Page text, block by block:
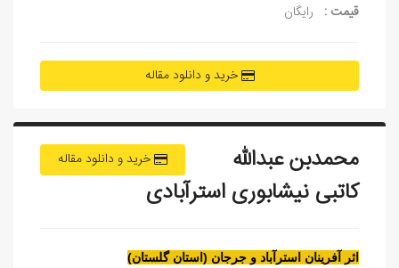
قیمت : رایگان
خرید و دانلود مقاله
خرید و دانلود مقاله
محمدبن عبدالله
کاتبی نیشابوری استرآبادی
اثر آفرينان استرآباد و جرجان (استان گلستان)